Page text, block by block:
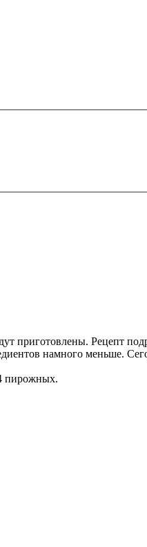
приготовлены. Рецепт
намного меньше.
пирожных.